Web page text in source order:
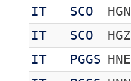
IT
SCO HGN
IT
SCO HGZ
IT
PGGS HNE